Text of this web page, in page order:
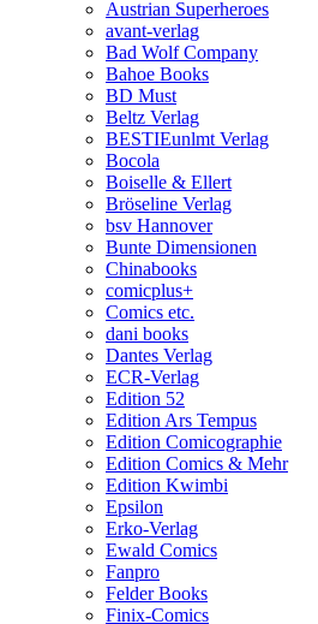
Austrian Superheroes
avant-verlag
Bad Wolf Company
Bahoe Books
BD Must
Beltz Verlag
BESTIEunlmt Verlag
Bocola
Boiselle & Ellert
Bröseline Verlag
bsv Hannover
Bunte Dimensionen
Chinabooks
comicplus+
Comics etc.
dani books
Dantes Verlag
ECR-Verlag
Edition 52
Edition Ars Tempus
Edition Comicographie
Edition Comics & Mehr
Edition Kwimbi
Epsilon
Erko-Verlag
Ewald Comics
Fanpro
Felder Books
Finix-Comics